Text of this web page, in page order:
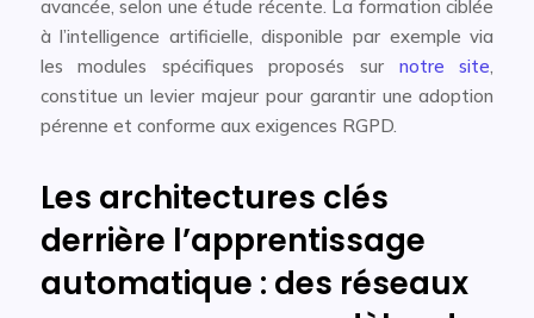
avancée, selon une étude récente. La formation ciblée
à l’intelligence artificielle, disponible par exemple via
les modules spécifiques proposés sur notre site,
constitue un levier majeur pour garantir une adoption
pérenne et conforme aux exigences RGPD.
Les architectures clés
derrière l’apprentissage
automatique : des réseaux